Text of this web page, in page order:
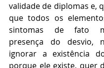
validade de diplomas e,
que todos os
sintomas de fato
presença do desvio,
ignorar a existência
porque ele existe, quer